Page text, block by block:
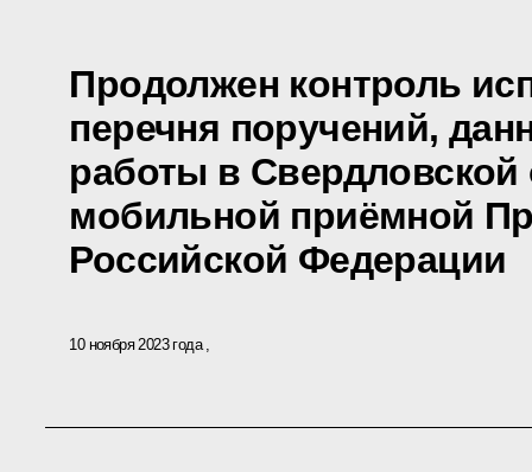
Продолжен контроль
перечня поручений,
работы в Свердловской
мобильной приёмной
Российской Федерации
10 ноября 2023 года